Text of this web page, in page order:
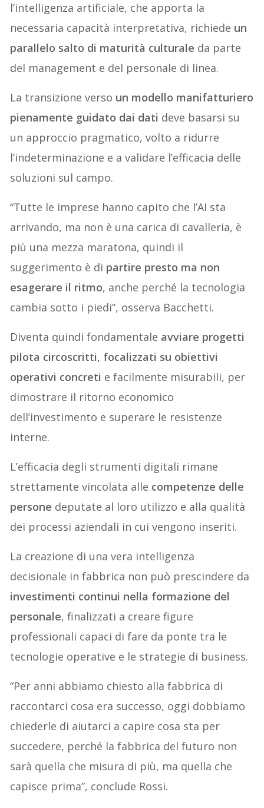
l’intelligenza artificiale, che apporta la
necessaria capacità interpretativa, richiede un
parallelo salto di maturità culturale da parte
del management e del personale di linea.
La transizione verso un modello manifatturiero
pienamente guidato dai dati deve basarsi su
un approccio pragmatico, volto a ridurre
l’indeterminazione e a validare l’efficacia delle
soluzioni sul campo.
“Tutte le imprese hanno capito che l’AI sta
arrivando, ma non è una carica di cavalleria, è
più una mezza maratona, quindi il
suggerimento è di partire presto ma non
esagerare il ritmo, anche perché la tecnologia
cambia sotto i piedi”, osserva Bacchetti.
Diventa quindi fondamentale avviare progetti
pilota circoscritti, focalizzati su obiettivi
operativi concreti e facilmente misurabili, per
dimostrare il ritorno economico
dell’investimento e superare le resistenze
interne.
L’efficacia degli strumenti digitali rimane
strettamente vincolata alle competenze delle
persone deputate al loro utilizzo e alla qualità
dei processi aziendali in cui vengono inseriti.
La creazione di una vera intelligenza
decisionale in fabbrica non può prescindere da
investimenti continui nella formazione del
personale, finalizzati a creare figure
professionali capaci di fare da ponte tra le
tecnologie operative e le strategie di business.
“Per anni abbiamo chiesto alla fabbrica di
raccontarci cosa era successo, oggi dobbiamo
chiederle di aiutarci a capire cosa sta per
succedere, perché la fabbrica del futuro non
sarà quella che misura di più, ma quella che
capisce prima”, conclude Rossi.